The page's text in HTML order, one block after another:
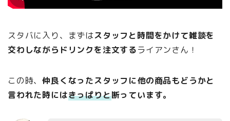
スタバに入り、まずはスタッフと時間をかけて雑談を
交わしながらドリンクを注文するライアンさん！
この時、仲良くなったスタッフに他の商品もどうかと
言われた時にはきっぱりと断っています。